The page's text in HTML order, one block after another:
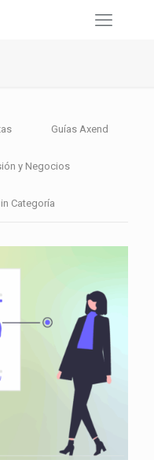
Guías Axend
y Negocios
Categoría